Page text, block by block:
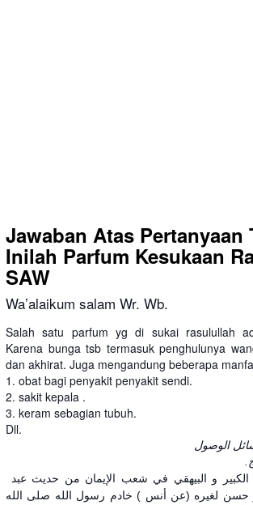
Jawaban Atas Pertanyaan
Inilah Parfum Kesukaan
SAW
Wa’alaikum salam Wr. Wb.
Salah satu parfum yg di sukai rasulullah
Karena bunga tsb termasuk penghulunya
dan akhirat. Juga mengandung beberapa
1. obat bagi penyakit penyakit sendi.
2. sakit kepala .
3. keram sebagian tubuh.
Dll.
الوصول
و البيهقي في شعب الإيمان من حديث عبد
حسن لغيره (عن أنس ) خادم رسول الله صلى الله